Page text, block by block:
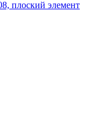
плоский элемент